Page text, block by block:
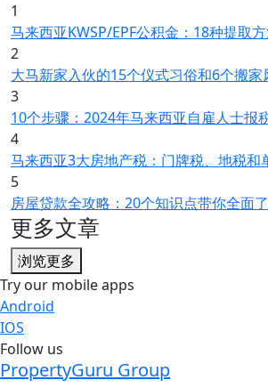
1
马来西亚KWSP/EPF公积金：18种提取
2
大马新家入伙的15个仪式习俗和6个搬家
3
10个步骤：2024年马来西亚自雇人士报
4
马来西亚3大房地产税：门牌税、地税和
5
房屋贷款全攻略：20个知识点带你全面
更多文章
浏览更多
Try our mobile apps
Android
IOS
Follow us
PropertyGuru Group